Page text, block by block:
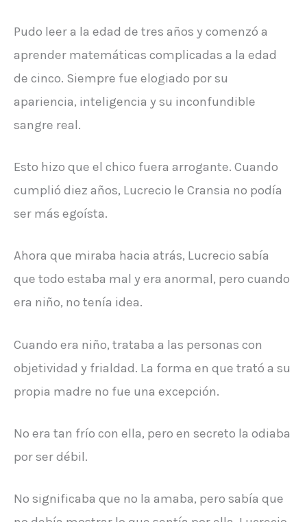
Pudo leer a la edad de tres años y comenzó a
aprender matemáticas complicadas a la edad
de cinco. Siempre fue elogiado por su
apariencia, inteligencia y su inconfundible
sangre real.
Esto hizo que el chico fuera arrogante. Cuando
cumplió diez años, Lucrecio le Cransia no podía
ser más egoísta.
Ahora que miraba hacia atrás, Lucrecio sabía
que todo estaba mal y era anormal, pero cuando
era niño, no tenía idea.
Cuando era niño, trataba a las personas con
objetividad y frialdad. La forma en que trató a su
propia madre no fue una excepción.
No era tan frío con ella, pero en secreto la odiaba
por ser débil.
No significaba que no la amaba, pero sabía que